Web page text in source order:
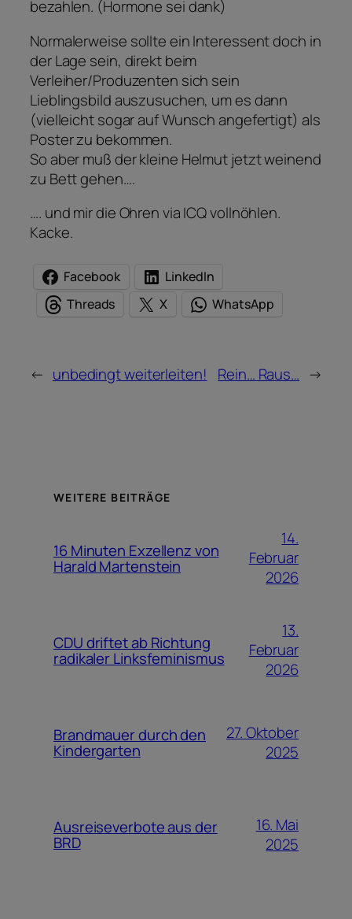
bezahlen. (Hormone sei dank)
Normalerweise sollte ein Interessent doch in
der Lage sein, direkt beim
Verleiher/Produzenten sich sein
Lieblingsbild auszusuchen, um es dann
(vielleicht sogar auf Wunsch angefertigt) als
Poster zu bekommen.
So aber muß der kleine Helmut jetzt weinend
zu Bett gehen….
…. und mir die Ohren via ICQ vollnöhlen.
Kacke.
Facebook
LinkedIn
Threads
X WhatsApp
← unbedingt weiterleiten! Rein… Raus… →
WEITERE BEITRÄGE
16 Minuten Exzellenz von
Harald Martenstein
14.
Februar
2026
CDU driftet ab Richtung
radikaler Linksfeminismus
13.
Februar
2026
Brandmauer durch den
Kindergarten
27. Oktober
2025
Ausreiseverbote aus der
BRD
16. Mai
2025